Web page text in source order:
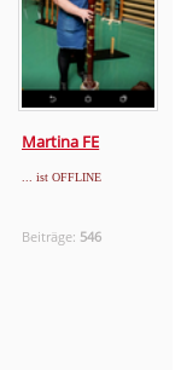
Martina FE
... ist OFFLINE
Beiträge: 546